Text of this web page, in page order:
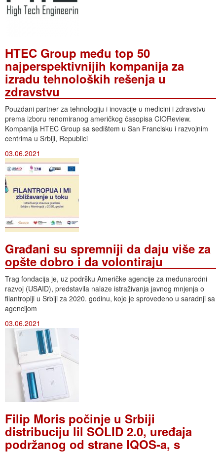
HTEC Group među top 50
najperspektivnijih kompanija za
izradu tehnoloških rešenja u
zdravstvu
Pouzdani partner za tehnologiju i inovacije u medicini i zdravstvu
prema izboru renomiranog američkog časopisa CIOReview.
Kompanija HTEC Group sa sedištem u San Francisku i razvojnim
centrima u Srbiji, Republici
03.06.2021
Građani su spremniji da daju više za
opšte dobro i da volontiraju
Trag fondacija je, uz podršku Američke agencije za međunarodni
razvoj (USAID), predstavila nalaze istraživanja javnog mnjenja o
filantropiji u Srbiji za 2020. godinu, koje je sprovedeno u saradnji sa
agencijom
03.06.2021
Filip Moris počinje u Srbiji
distribuciju lil SOLID 2.0, uređaja
podržanog od strane IQOS-a, s